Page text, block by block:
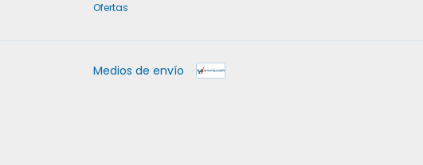
Ofertas
Medios de envío